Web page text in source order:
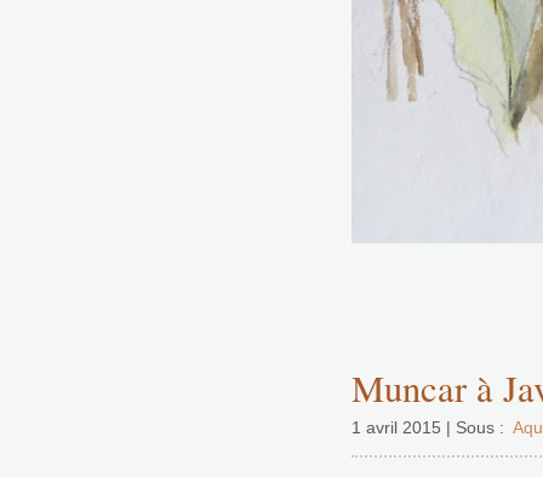
Muncar à
1 avril 2015 | Sous :